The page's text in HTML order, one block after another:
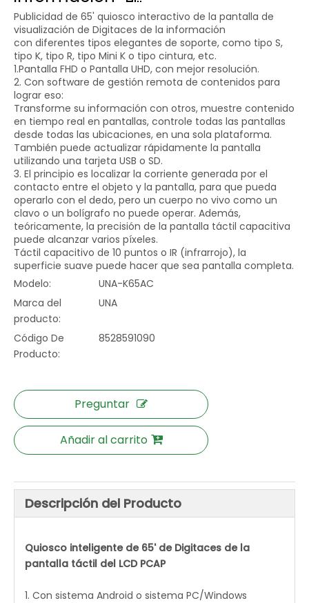
Publicidad de 65' quiosco interactivo de la pantalla de
visualización de Digitaces de la información
con diferentes tipos elegantes de soporte, como tipo S,
tipo K, tipo R, tipo Mini K o tipo cintura, etc.
1.Pantalla FHD o Pantalla UHD, con mejor resolución.
2. Con software de gestión remota de contenidos para
lograr eso:
Transforme su información con otros, muestre contenido
en tiempo real en pantallas, controle todas las pantallas
desde todas las ubicaciones, en una sola plataforma.
También puede actualizar rápidamente la pantalla
utilizando una tarjeta USB o SD.
3. El principio es localizar la corriente generada por el
contacto entre el objeto y la pantalla, para que pueda
operarlo con el dedo, pero un cuerpo no vivo como un
clavo o un bolígrafo no puede operar. Además,
teóricamente, la precisión de la pantalla táctil capacitiva
puede alcanzar varios píxeles.
Táctil capacitivo de 10 puntos o IR (infrarrojo), la
superficie suave puede hacer que sea pantalla completa.
Modelo:
UNA-K65AC
Marca del
producto:
UNA
Código De
Producto:
8528591090
Preguntar
Añadir al carrito
Descripción del Producto
Quiosco inteligente de 65' de Digitaces de la
pantalla táctil del LCD PCAP
1. Con sistema Android o sistema PC/Windows